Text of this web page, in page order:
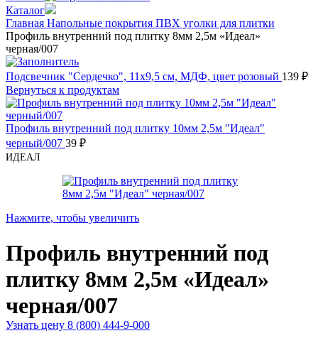
Каталог
Главная Напольные покрытия ПВХ уголки для плитки
Профиль внутренний под плитку 8мм 2,5м «Идеал»
черная/007
Подсвечник "Сердечко", 11x9,5 см, МДФ, цвет розовый 139 ₽
Вернуться к продуктам
Профиль внутренний под плитку 10мм 2,5м "Идеал"
черный/007 39 ₽
ИДЕАЛ
Нажмите, чтобы увеличить
Профиль внутренний под
плитку 8мм 2,5м «Идеал»
черная/007
Узнать цену 8 (800) 444-9-000